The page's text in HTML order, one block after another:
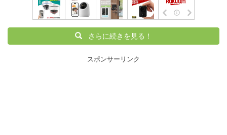
さらに続きを見る！
スポンサーリンク